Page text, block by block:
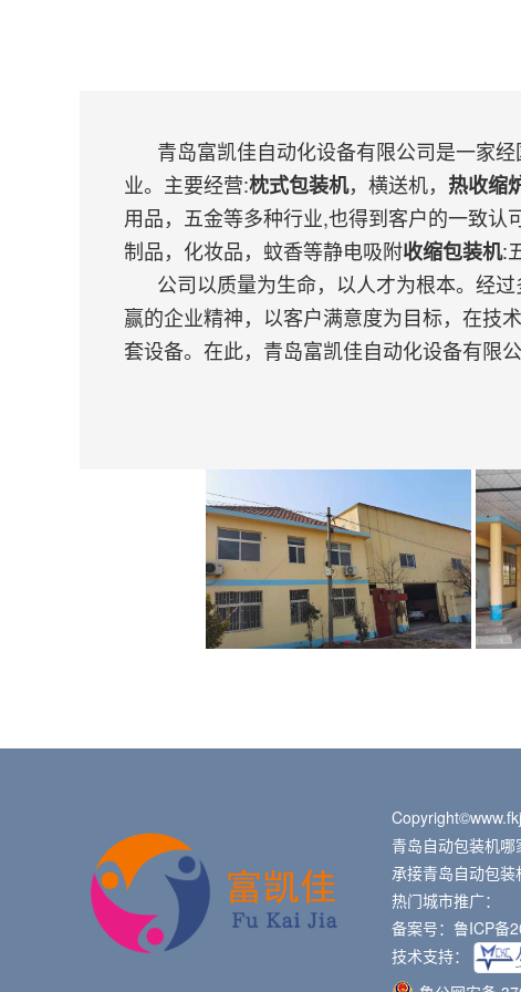
青岛富凯佳自动化设备有限公司是一家经
业。主要经营:枕式包装机，横送机， 热收缩
用品，五金等多种行业,也得到客户的一致
制品，化妆品，蚊香等静电吸附收缩包装机:
公司以质量为生命，以人才为根本。经过
赢的企业精神，以客户满意度为目标，在技
套设备。在此，青岛富凯佳自动化设备有限
青岛自动包装机
承接青岛自动包
热门城市推广：
备案号： 鲁ICP备
技术支持：